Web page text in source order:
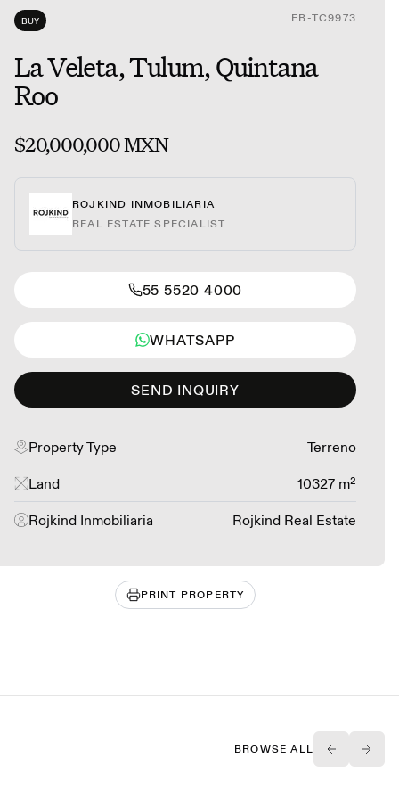
BUY EB-TC9973
La Veleta, Tulum, Quintana
Roo
$20,000,000 MXN
ROJKIND INMOBILIARIA
REAL ESTATE SPECIALIST
55 5520 4000
WHATSAPP
SEND INQUIRY
Property Type Terreno
Land 10327 m²
Rojkind Inmobiliaria Rojkind Real Estate
PRINT PROPERTY
BROWSE ALL